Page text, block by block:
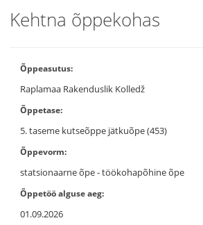
Kehtna õppekohas
Õppeasutus:
Raplamaa Rakenduslik Kolledž
Õppetase:
5. taseme kutseõppe jätkuõpe (453)
Õppevorm:
statsionaarne õpe - töökohapõhine õpe
Õppetöö alguse aeg:
01.09.2026